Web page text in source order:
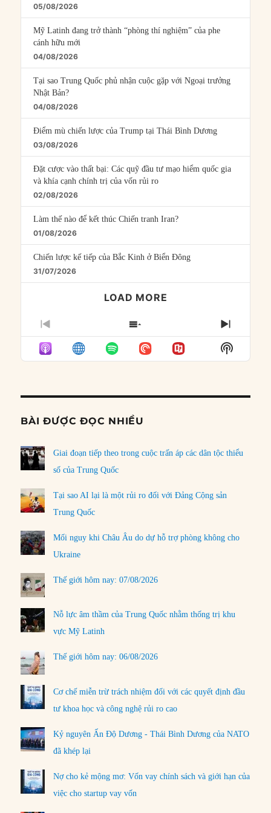
05/08/2026
Mỹ Latinh đang trở thành “phòng thí nghiệm” của phe
cánh hữu mới
04/08/2026
Tại sao Trung Quốc phủ nhận cuộc gặp với Ngoại trưởng
Nhật Bản?
04/08/2026
Điểm mù chiến lược của Trump tại Thái Bình Dương
03/08/2026
Đặt cược vào thất bại: Các quỹ đầu tư mạo hiểm quốc gia
và khía cạnh chính trị của vốn rủi ro
02/08/2026
Làm thế nào để kết thúc Chiến tranh Iran?
01/08/2026
Chiến lược kế tiếp của Bắc Kinh ở Biển Đông
31/07/2026
LOAD MORE
PREVIOUS
EPISODE
SHOW
EPISODES
LIST
NEXT
Show
Podcast
BÀI ĐƯỢC ĐỌC NHIỀU
Giai đoạn tiếp theo trong cuộc trấn áp các dân tộc thiểu
số của Trung Quốc
Tại sao AI lại là một rủi ro đối với Đảng Cộng sản
Trung Quốc
Mối nguy khi Châu Âu do dự hỗ trợ phòng không cho
Ukraine
Thế giới hôm nay: 07/08/2026
Nỗ lực âm thầm của Trung Quốc nhằm thống trị khu
vực Mỹ Latinh
Thế giới hôm nay: 06/08/2026
Cơ chế miễn trừ trách nhiệm đối với các quyết định đầu
tư khoa học và công nghệ rủi ro cao
Kỷ nguyên Ấn Độ Dương - Thái Bình Dương của NATO
đã khép lại
Nợ cho kẻ mộng mơ: Vốn vay chính sách và giới hạn của
việc cho startup vay vốn